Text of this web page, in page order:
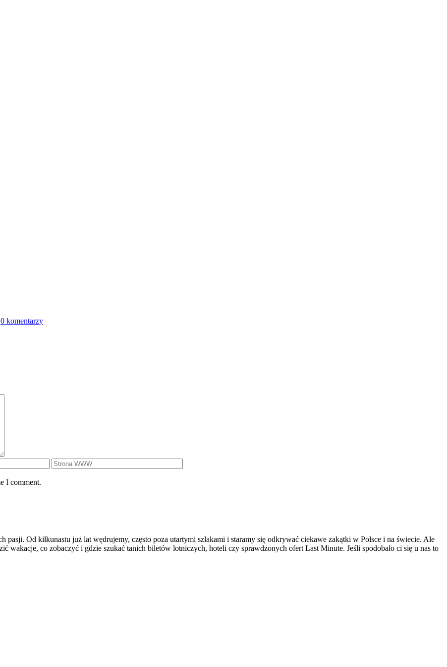
0 komentarzy
I comment.
pasji. Od kilkunastu już lat wędrujemy, często poza utartymi szlakami i staramy się odkrywać ciekawe zakątki w Polsce i na świecie. Ale
wakacje, co zobaczyć i gdzie szukać tanich biletów lotniczych, hoteli czy sprawdzonych ofert Last Minute. Jeśli spodobało ci się u nas to